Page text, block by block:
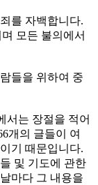
를 자백합니다.
모든 불의에서
들을 위하여 중
서는 장절을 적어
개의 글들이 여
기 때문입니다.
및 기도에 관한
마다 그 내용을